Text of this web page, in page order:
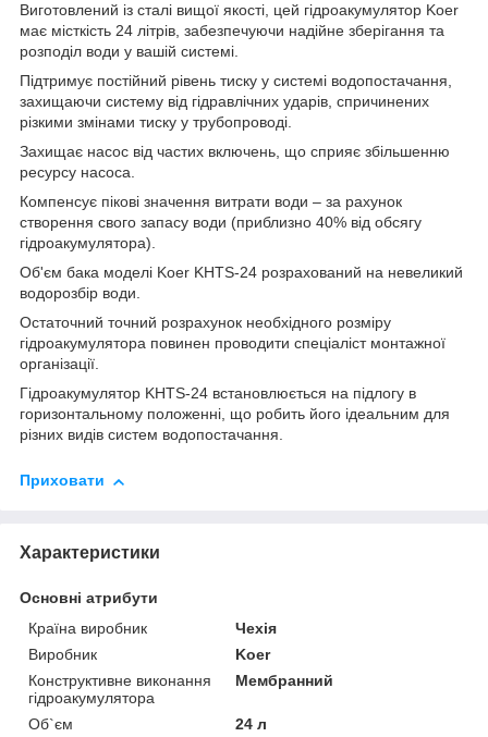
Виготовлений із сталі вищої якості, цей гідроакумулятор Koer
має місткість 24 літрів, забезпечуючи надійне зберігання та
розподіл води у вашій системі.
Підтримує постійний рівень тиску у системі водопостачання,
захищаючи систему від гідравлічних ударів, спричинених
різкими змінами тиску у трубопроводі.
Захищає насос від частих включень, що сприяє збільшенню
ресурсу насоса.
Компенсує пікові значення витрати води – за рахунок
створення свого запасу води (приблизно 40% від обсягу
гідроакумулятора).
Об'єм бака моделі Koer KHTS-24 розрахований на невеликий
водорозбір води.
Остаточний точний розрахунок необхідного розміру
гідроакумулятора повинен проводити спеціаліст монтажної
організації.
Гідроакумулятор KHTS-24 встановлюється на підлогу в
горизонтальному положенні, що робить його ідеальним для
різних видів систем водопостачання.
Приховати
Характеристики
Основні атрибути
Країна виробник
Чехія
Виробник
Koer
Конструктивне виконання
гідроакумулятора
Мембранний
Об`єм 24 л